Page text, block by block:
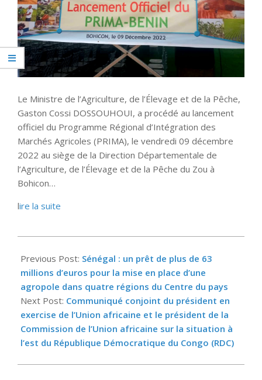
Le Ministre de l’Agriculture, de l’Élevage et de la Pêche,
Gaston Cossi DOSSOUHOUI, a procédé au lancement
officiel du Programme Régional d’Intégration des
Marchés Agricoles (PRIMA), le vendredi 09 décembre
2022 au siège de la Direction Départementale de
l’Agriculture, de l’Élevage et de la Pêche du Zou à
Bohicon…
lire la suite
12-
12
Previous Post: Sénégal : un prêt de plus de 63
millions d’euros pour la mise en place d’une
agropole dans quatre régions du Centre du pays
Next Post: Communiqué conjoint du président en
exercise de l’Union africaine et le président de la
Commission de l’Union africaine sur la situation à
l’est du République Démocratique du Congo (RDC)